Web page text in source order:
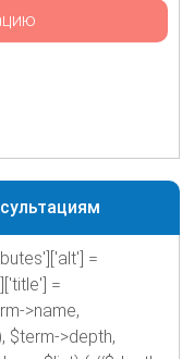
=
=
>name,
$term->depth,